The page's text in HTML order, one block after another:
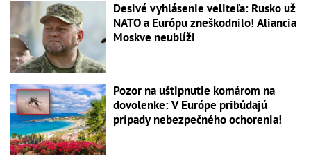
Desivé vyhlásenie veliteľa: Rusko už
NATO a Európu zneškodnilo! Aliancia
Moskve neublíži
Pozor na uštipnutie komárom na
dovolenke: V Európe pribúdajú
prípady nebezpečného ochorenia!